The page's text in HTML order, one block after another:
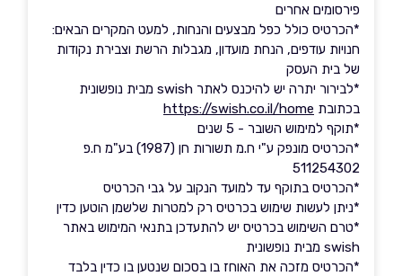
פירסומים אחרים
*הכרטיס כולל כפל מבצעים והנחות, למעט המקרים הבאים:
חנויות עודפים, הנחת מועדון, מגבלות הרשת וצבירת נקודות
של בית העסק
*לבירור יתרה יש להיכנס לאתר swish מבית נופשונית
בכתובת https://swish.co.il/home
*תוקף למימוש השובר - 5 שנים
*הכרטיס מונפק ע"י ח.מ תשורות חן (1987) בע"מ ח.פ
511254302
*הכרטיס בתוקף עד למועד הנקוב על גבי הכרטיס
*ניתן לעשות שימוש בכרטיס רק למטרות שלשמן הוטען כדין
*טרם השימוש בכרטיס יש להתעדכן בתנאי המימוש באתר
swish מבית נופשונית
*הכרטיס מזכה את האוחז בו בסכום שנטען בו כדין בלבד